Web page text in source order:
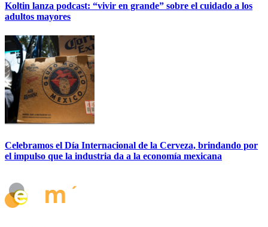
Koltin lanza podcast: “vivir en grande” sobre el cuidado a los
adultos mayores
Celebramos el Día Internacional de la Cerveza, brindando por
el impulso que la industria da a la economía mexicana